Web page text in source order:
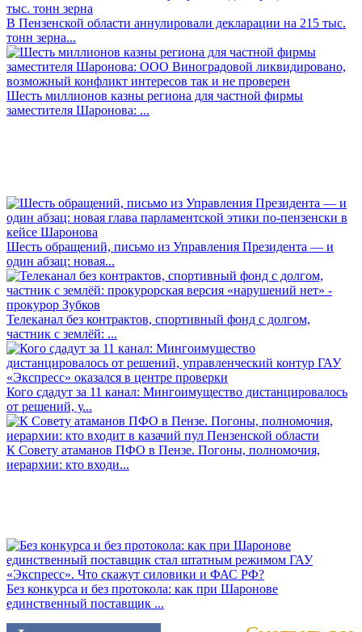
В Пензенской области аннулировали декларации на 215 тыс.
тонн зерна...
Шесть миллионов казны региона для частной фирмы
заместителя Шаронова: ...
Шесть обращений, письмо из Управления Президента — и
один абзац: новая...
Телеканал без контрактов, спортивный фонд с долгом,
частник с землёй: ...
Кого сдадут за 11 канал: Мингоимущество дистанцировалось
от решений, у...
К Совету атаманов ПФО в Пензе. Погоны, полномочия,
иерархии: кто входи...
Без конкурса и без протокола: как при Шаронове
единственный поставщик ...